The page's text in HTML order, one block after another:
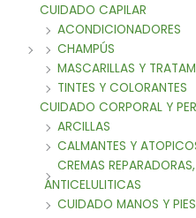
CUIDADO CAPILAR
ACONDICIONADORES
CHAMPÚS
MASCARILLAS Y
TINTES Y COLORANTES
CUIDADO CORPORAL Y
ARCILLAS
CALMANTES Y
CREMAS
ANTICELULITICAS
CUIDADO MANOS Y PIES